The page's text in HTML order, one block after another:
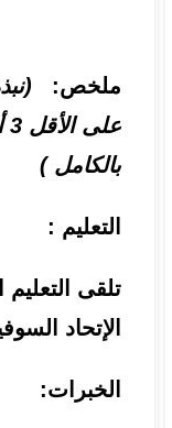
ملخص:
بالكامل )
التعليم :
تلقى
الإتحاد السوفيتي
الخبرات: